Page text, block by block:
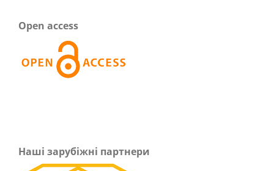
Open access
Наші зарубіжні партнери